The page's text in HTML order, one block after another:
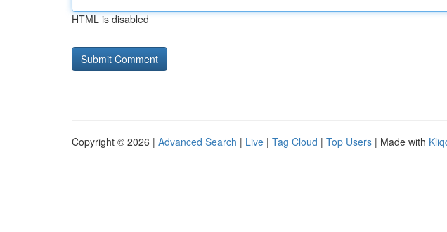
HTML is disabled
Copyright © 2026 | Advanced Search | Live | Tag Cloud | Top Users | Made with